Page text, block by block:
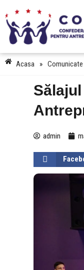
Acasa » Comunicate
admin